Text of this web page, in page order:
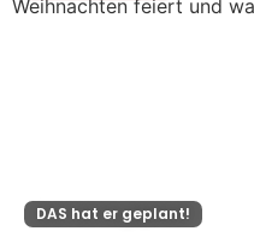
DAS hat er geplant!